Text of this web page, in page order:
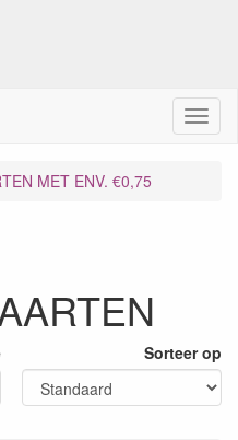
M
e
MET ENV. €0,75
Sorteer op